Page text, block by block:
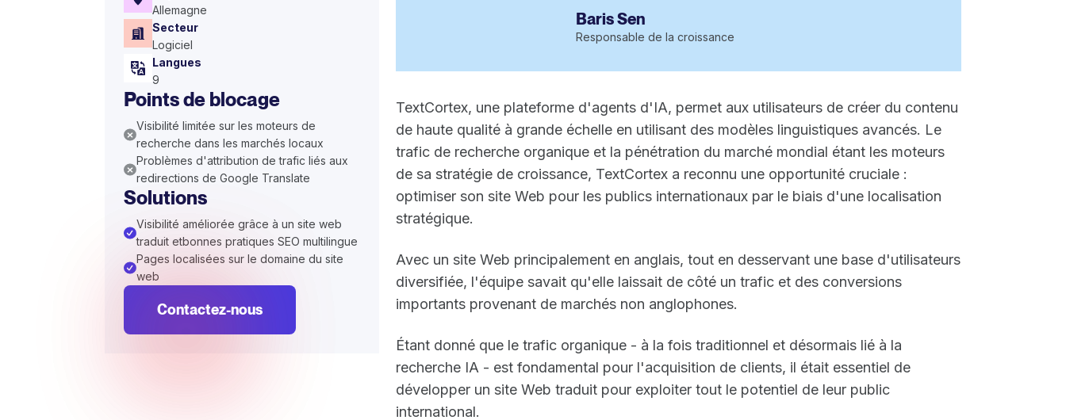
Allemagne
Secteur
Logiciel
Langues
9
Points de blocage
Visibilité limitée sur les moteurs de
recherche dans les marchés locaux
Problèmes d'attribution de trafic liés aux
redirections de Google Translate
Solutions
Visibilité améliorée grâce à un site web
traduit etbonnes pratiques SEO multilingue
Pages localisées sur le domaine du site
web
Contactez-nous
Baris Sen
Responsable de la croissance
TextCortex, une plateforme d'agents d'IA, permet aux utilisateurs de créer du contenu
de haute qualité à grande échelle en utilisant des modèles linguistiques avancés. Le
trafic de recherche organique et la pénétration du marché mondial étant les moteurs
de sa stratégie de croissance, TextCortex a reconnu une opportunité cruciale :
optimiser son site Web pour les publics internationaux par le biais d'une localisation
stratégique.
Avec un site Web principalement en anglais, tout en desservant une base d'utilisateurs
diversifiée, l'équipe savait qu'elle laissait de côté un trafic et des conversions
importants provenant de marchés non anglophones.
Étant donné que le trafic organique - à la fois traditionnel et désormais lié à la
recherche IA - est fondamental pour l'acquisition de clients, il était essentiel de
développer un site Web traduit pour exploiter tout le potentiel de leur public
international.